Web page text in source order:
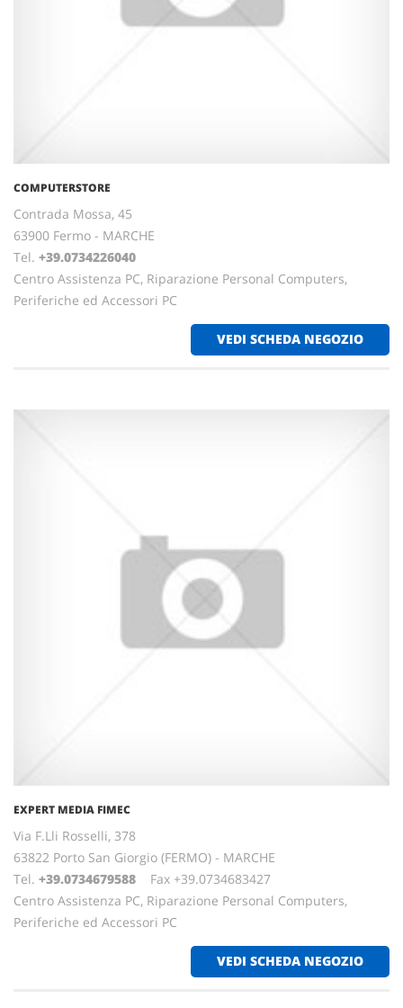
COMPUTERSTORE
Contrada Mossa, 45
63900 Fermo - MARCHE
Tel. +39.0734226040
Centro Assistenza PC, Riparazione Personal Computers,
Periferiche ed Accessori PC
VEDI SCHEDA NEGOZIO
EXPERT MEDIA FIMEC
Via F.Lli Rosselli, 378
63822 Porto San Giorgio (FERMO) - MARCHE
Tel. +39.0734679588 Fax +39.0734683427
Centro Assistenza PC, Riparazione Personal Computers,
Periferiche ed Accessori PC
VEDI SCHEDA NEGOZIO